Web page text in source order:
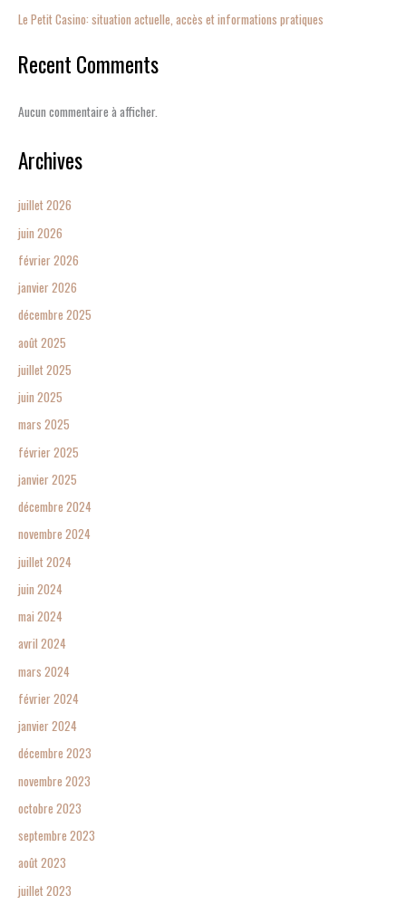
Le Petit Casino: situation actuelle, accès et informations pratiques
Recent Comments
Aucun commentaire à afficher.
Archives
juillet 2026
juin 2026
février 2026
janvier 2026
décembre 2025
août 2025
juillet 2025
juin 2025
mars 2025
février 2025
janvier 2025
décembre 2024
novembre 2024
juillet 2024
juin 2024
mai 2024
avril 2024
mars 2024
février 2024
janvier 2024
décembre 2023
novembre 2023
octobre 2023
septembre 2023
août 2023
juillet 2023